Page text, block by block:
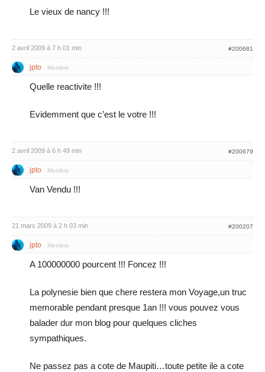
Le vieux de nancy !!!
2 avril 2009 à 7 h 01 min #200681
jpto Membre
Quelle reactivite !!!
Evidemment que c’est le votre !!!
2 avril 2009 à 6 h 49 min #200679
jpto Membre
Van Vendu !!!
21 mars 2009 à 2 h 03 min #200207
jpto Membre
A 100000000 pourcent !!! Foncez !!!
La polynesie bien que chere restera mon Voyage,un truc
memorable pendant presque 1an !!! vous pouvez vous
balader dur mon blog pour quelques cliches
sympathiques.
Ne passez pas a cote de Maupiti…toute petite ile a cote